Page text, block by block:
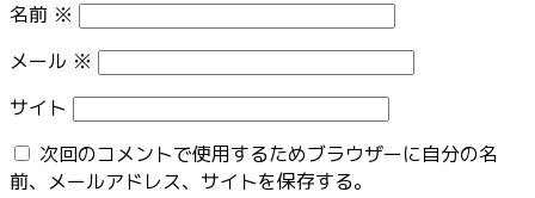
名前 ※
メール ※
サイト
次回のコメントで使用するためブラウザーに自分の名
前、メールアドレス、サイトを保存する。